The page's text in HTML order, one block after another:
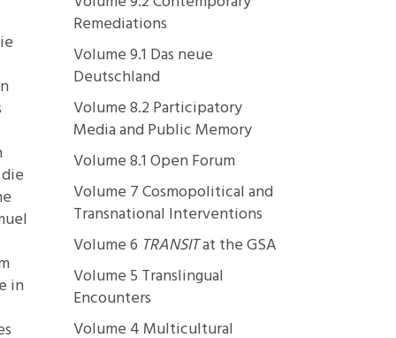
in
Remediations
Volume 9.1 Das neue
Deutschland
Volume 8.2 Participatory
Media and Public Memory
Volume 8.1 Open Forum
Volume 7 Cosmopolitical and
Transnational Interventions
Volume 6 TRANSITat the GSA
Volume 5 Translingual
Encounters
Volume 4 Multicultural